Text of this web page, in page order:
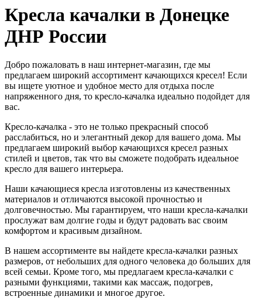
Кресла качалки в Донецке
ДНР России
Добро пожаловать в наш интернет-магазин, где мы
предлагаем широкий ассортимент качающихся кресел! Если
вы ищете уютное и удобное место для отдыха после
напряженного дня, то кресло-качалка идеально подойдет для
вас.
Кресло-качалка - это не только прекрасный способ
расслабиться, но и элегантный декор для вашего дома. Мы
предлагаем широкий выбор качающихся кресел разных
стилей и цветов, так что вы сможете подобрать идеальное
кресло для вашего интерьера.
Наши качающиеся кресла изготовлены из качественных
материалов и отличаются высокой прочностью и
долговечностью. Мы гарантируем, что наши кресла-качалки
прослужат вам долгие годы и будут радовать вас своим
комфортом и красивым дизайном.
В нашем ассортименте вы найдете кресла-качалки разных
размеров, от небольших для одного человека до больших для
всей семьи. Кроме того, мы предлагаем кресла-качалки с
разными функциями, такими как массаж, подогрев,
встроенные динамики и многое другое.